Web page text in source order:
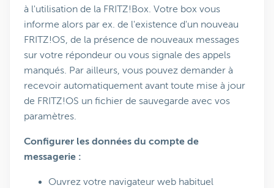
à l'utilisation de la FRITZ!Box. Votre box vous
informe alors par ex. de l'existence d'un nouveau
FRITZ!OS, de la présence de nouveaux messages
sur votre répondeur ou vous signale des appels
manqués. Par ailleurs, vous pouvez demander à
recevoir automatiquement avant toute mise à jour
de FRITZ!OS un fichier de sauvegarde avec vos
paramètres.
Configurer les données du compte de
messagerie :
Ouvrez votre navigateur web habituel